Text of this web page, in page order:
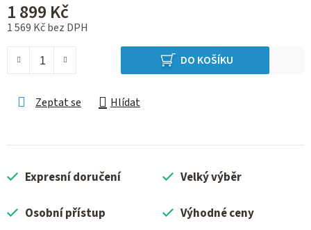
1 899 Kč
1 569 Kč bez DPH
DO KOŠÍKU
Zeptat se Hlídat
Expresní doručení Velký výběr
Osobní přístup Výhodné ceny